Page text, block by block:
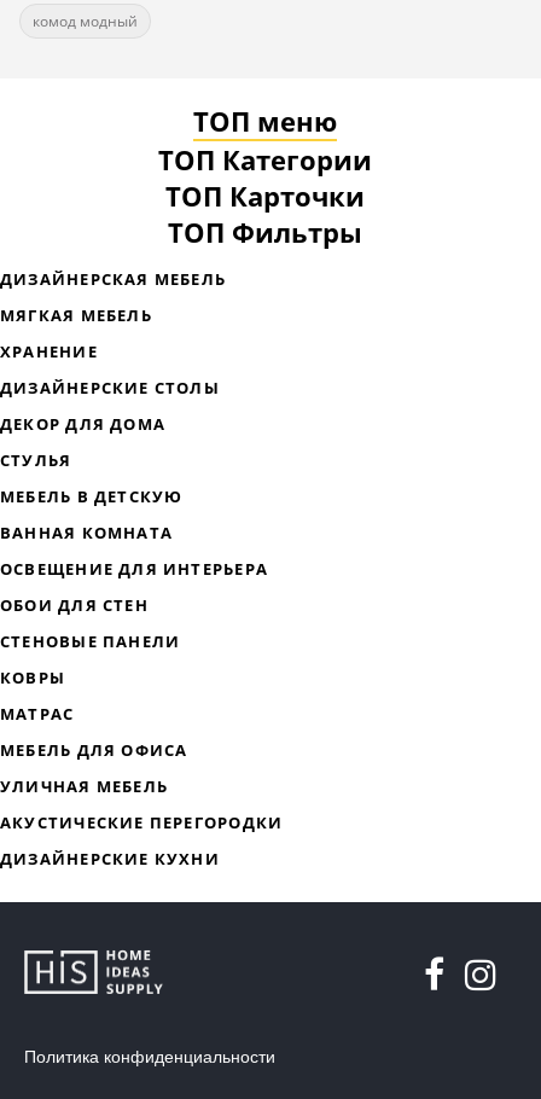
комод модный
ТОП меню
ТОП Категории
ТОП Карточки
ТОП Фильтры
ДИЗАЙНЕРСКАЯ МЕБЕЛЬ
ДИЗАЙНЕРСКИЕ СТОЛЫ
СТУЛЬЯ
Политика конфиденциальности